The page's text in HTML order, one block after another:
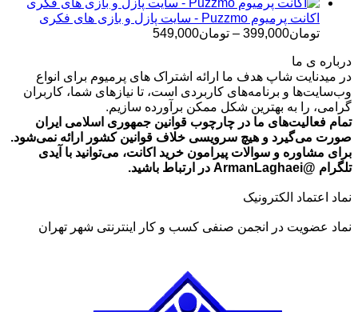
تومان699,000
اکانت پرمیوم Puzzmo - سایت پازل و بازی های فکری
تومان399,000
– تومان549,000
تا
تومان549,000
درباره ی ما
در میدنایت شاپ هدف ما ارائه اشتراک های پرمیوم برای انواع
وب‌سایت‌ها و برنامه‌های کاربردی است، تا نیازهای شما، کاربران
گرامی، را به بهترین شکل ممکن برآورده سازیم.
تمام فعالیت‌های ما در چارچوب قوانین جمهوری اسلامی ایران
صورت می‌گیرد و هیچ سرویسی خلاف قوانین کشور ارائه نمی‌شود.
برای مشاوره و سوالات پیرامون خرید اکانت، می‌توانید با آیدی
تلگرام @ArmanLaghaei در ارتباط باشید.
نماد اعتماد الکترونیک
نماد عضویت در انجمن صنفی کسب و کار اینترنتی شهر تهران